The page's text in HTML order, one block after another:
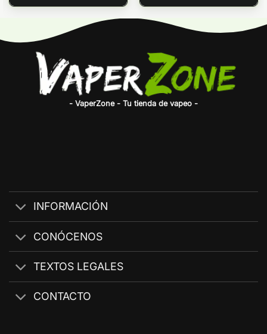
- VaperZone - Tu tienda de vapeo -
INFORMACIÓN
CONÓCENOS
TEXTOS LEGALES
CONTACTO